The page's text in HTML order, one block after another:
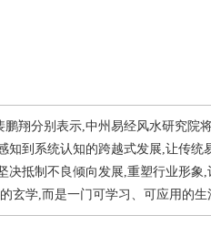
翔分别表示,中州易经风水研究院
知到系统认知的跨越式发展,让传统
决抵制不良倾向发展,重塑行业形象
玄学,而是一门可学习、可应用的生